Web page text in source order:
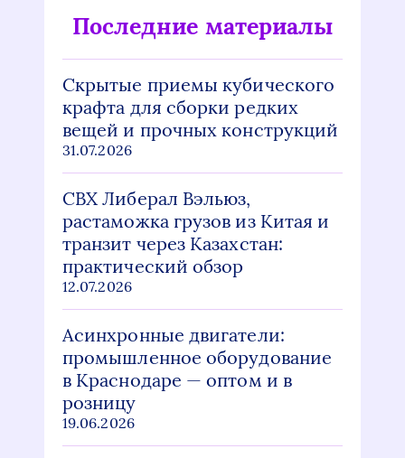
Последние материалы
Скрытые приемы кубического
крафта для сборки редких
вещей и прочных конструкций
31.07.2026
СВХ Либерал Вэльюз,
растаможка грузов из Китая и
транзит через Казахстан:
практический обзор
12.07.2026
Асинхронные двигатели:
промышленное оборудование
в Краснодаре — оптом и в
розницу
19.06.2026